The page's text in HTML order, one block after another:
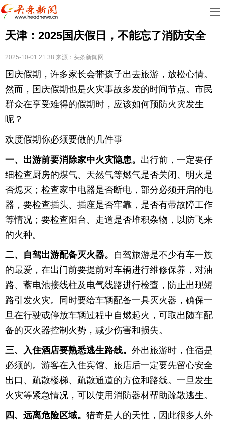
首
页
娱
乐
科
技
房
地
汽
康
生
尚
体
育
育
游
游
戏
快
讯
财
化
天津：2025国庆假日，不能忘了消防安全
2025-10-01 21:38 来源： 头条新闻网
国庆假期，许多家长会带孩子出去旅游，放松心情。
然而，国庆假期也是火灾事故多发的时间节点。市民
群众在享受难得的假期时，应该如何预防火灾发生
呢？
欢度假期你必须要做的几件事
一、出游前要消除家中火灾隐患。 出行前，一定要仔
细检查厨房的煤气、天然气等燃气是否关闭、明火是
否熄灭；检查家中电器是否断电，部分必须开启的电
器，要检查插头、插座是否牢靠，是否有带故障工作
等情况；要检查阳台、走道是否堆积杂物，以防飞来
的火种。
二、自驾出游配备灭火器。 自驾旅游是不少有车一族
的最爱，在出门前要提前对车辆进行维修保养，对油
路、蓄电池接线柱及电气线路进行检查，防止出现短
路引发火灾。同时要给车辆配备一具灭火器，确保一
旦在行驶或停放车辆过程中自燃起火，可取出随车配
备的灭火器控制火势，减少伤害和损失。
三、入住酒店要熟悉逃生路线。 外出旅游时，住宿是
必须的。游客在入住宾馆、旅店后一定要先留心安全
出口、疏散楼梯、疏散通道的方位和路线。一旦发生
火灾等紧急情况，可以使用消防器材帮助疏散逃生。
四、远离危险区域。 猎奇是人的天性，因此很多人外